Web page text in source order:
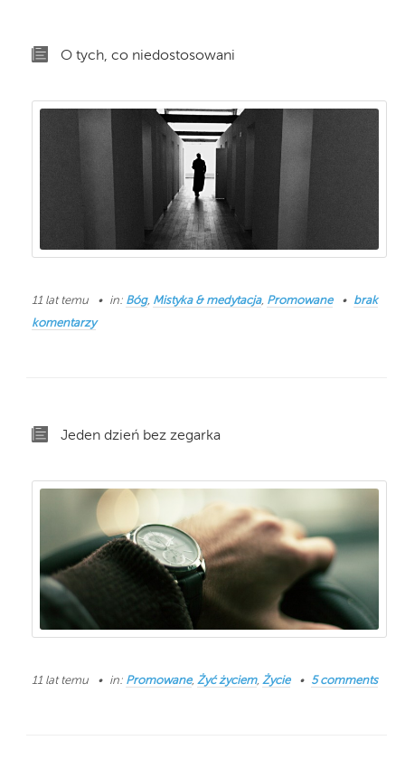
O tych, co niedostosowani
11 lat temu in: Bóg, Mistyka & medytacja, Promowane
brak
komentarzy
Jeden dzień bez zegarka
11 lat temu in: Promowane, Żyć życiem, Życie 5 comments